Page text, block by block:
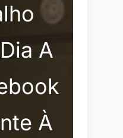
A
À